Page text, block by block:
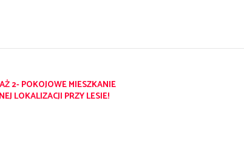
2- POKOJOWE MIESZKANIE
LOKALIZACJI PRZY LESIE!